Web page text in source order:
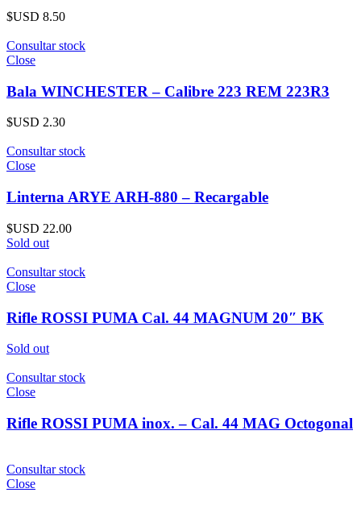
$USD 8.50
Consultar stock
Close
Bala WINCHESTER – Calibre 223 REM 223R3
$USD 2.30
Consultar stock
Close
Linterna ARYE ARH-880 – Recargable
$USD 22.00
Sold out
Consultar stock
Close
Rifle ROSSI PUMA Cal. 44 MAGNUM 20″ BK
Sold out
Consultar stock
Close
Rifle ROSSI PUMA inox. – Cal. 44 MAG Octogonal
Consultar stock
Close